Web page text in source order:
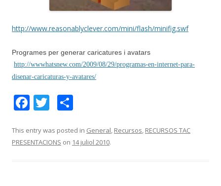
http://www.reasonablyclever.com/mini/flash/minifig.swf
Programes per generar caricatures i avatars
http://wwwhatsnew.com/2009/08/29/programas-en-internet-para-
disenar-caricaturas-y-avatares/
F
e
b
T
itt
er
m
p
This entry was posted in General, Recursos, RECURSOS TAC
PRESENTACIONS on 14 juliol 2010.